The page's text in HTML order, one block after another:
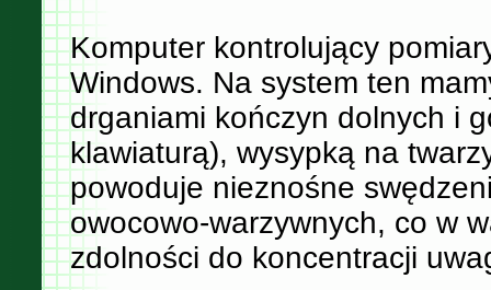
Komputer kontrolujący
Windows. Na system ten
drganiami kończyn dolnych i
klawiaturą), wysypką na
powoduje nieznośne
owocowo-warzywnych, co w
zdolności do koncentracji